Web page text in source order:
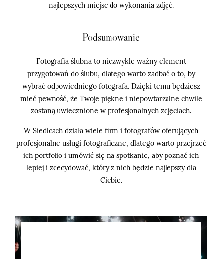
najlepszych miejsc do wykonania zdjęć.
Podsumowanie
Fotografia ślubna to niezwykle ważny element
przygotowań do ślubu, dlatego warto zadbać o to, by
wybrać odpowiedniego fotografa. Dzięki temu będziesz
mieć pewność, że Twoje piękne i niepowtarzalne chwile
zostaną uwiecznione w profesjonalnych zdjęciach.
W Siedlcach działa wiele firm i fotografów oferujących
profesjonalne usługi fotograficzne, dlatego warto przejrzeć
ich portfolio i umówić się na spotkanie, aby poznać ich
lepiej i zdecydować, który z nich będzie najlepszy dla
Ciebie.